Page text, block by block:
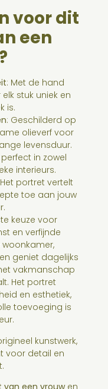
voor dit
een
: Met de hand
stuk uniek en
is.
: Geschilderd op
olieverf voor
levensduur.
perfect in zowel
interieurs.
portret vertelt
toe aan jouw
keuze voor
en verfijnde
geniet dagelijks
vakmanschap
Het portret
en esthetiek,
toevoeging is
kunstwerk,
voor detail en
van een vrouwen